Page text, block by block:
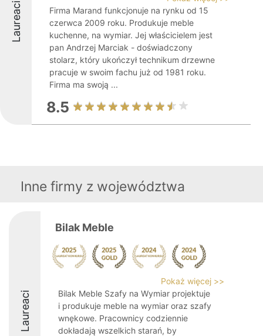
Laureaci
Firma Marand funkcjonuje na rynku od 15
czerwca 2009 roku. Produkuje meble
kuchenne, na wymiar. Jej właścicielem jest
pan Andrzej Marciak - doświadczony
stolarz, który ukończył technikum drzewne
pracuje w swoim fachu już od 1981 roku.
Firma ma swoją ...
8.5
Inne firmy z województwa
Laureaci
Bilak Meble
Pokaż więcej >>
Bilak Meble Szafy na Wymiar projektuje
i produkuje meble na wymiar oraz szafy
wnękowe. Pracownicy codziennie
dokładają wszelkich starań, by